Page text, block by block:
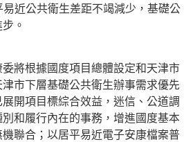
近公共衛生差距不竭減少，基礎公
。
根據國度項目總體設定和天津市
市下層基礎公共衛生辦事需求優先
開項目標綜合效益，迷信、公道調
和履行內在的事務，增進國度基本
聯合；以居平易近電子安康檔案普